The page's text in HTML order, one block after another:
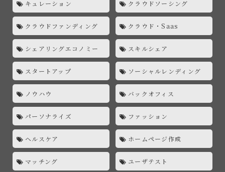
キュレーション クラウドソーシング
クラウドファンディング クラウド・Saas
シェアリングエコノミー スキルシェア
スタートアップ ソーシャルレンディング
ノウハウ バックオフィス
パーソナライズ ファッション
ヘルスケア ホームページ作成
マッチング ユーザテスト